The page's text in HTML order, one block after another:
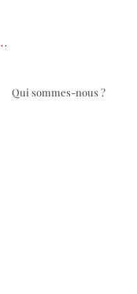
professionnel/My Groups
Qui sommes-nous ?